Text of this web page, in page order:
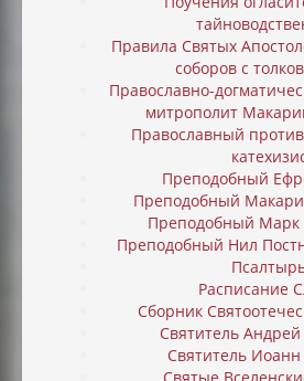
Правила Святых
соборов с
Православно-
митрополит
Православный
Преподобный
Преподобный
Преподобный Марк
Преподобный Нил
Расписание
Сборник
Святитель
Святитель Иоанн